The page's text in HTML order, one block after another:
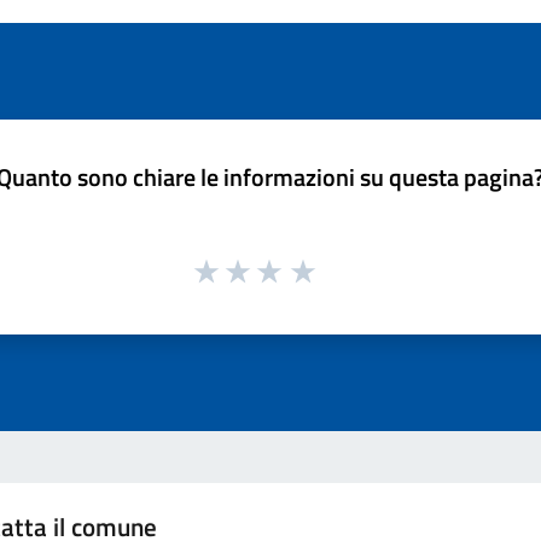
sono chiare le informazioni su questa
il comune